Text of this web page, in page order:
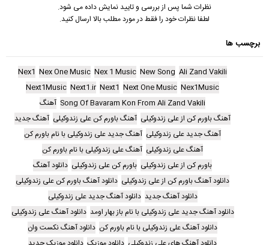
نظرات شما پس از بررسی و تایید نمایش داده می شود.
لطفا نظرات خود را فقط در مورد مطلب بالا ارسال کنید.
برچسب ها
Ali Zand Vakili
New Song
Nex 1 Music
Nex One Music
Nex1
Nex1Music
Next One Music
Next1
Next1.ir
Next1Music
Song Of Bavaram Kon From Ali Zand Vakili آهنگ
آهنگ باورم کن از علی زندوکیلی آهنگ باورم کن علی زندوکیلی آهنگ جدید
آهنگ جدید علی زندوکیلی آهنگ جدید علی زندوکیلی با نام باورم کن
آهنگ علی زندوکیلی آهنگ علی زندوکیلی با نام باورم کن
باورم کن از علی زندوکیلی باورم کن علی زندوکیلی دانلود آهنگ
دانلود آهنگ باورم کن از علی زندوکیلی دانلود آهنگ باورم کن علی زندوکیلی
دانلود آهنگ جدید دانلود آهنگ جدید علی زندوکیلی
دانلود آهنگ جدید علی زندوکیلی با نام باز بهار اومد دانلود آهنگ علی زندوکیلی
دانلود آهنگ علی زندوکیلی با نام باورم کن دانلود آهنگ نکست وان